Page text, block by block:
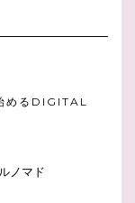
めるDIGITAL
ノマド